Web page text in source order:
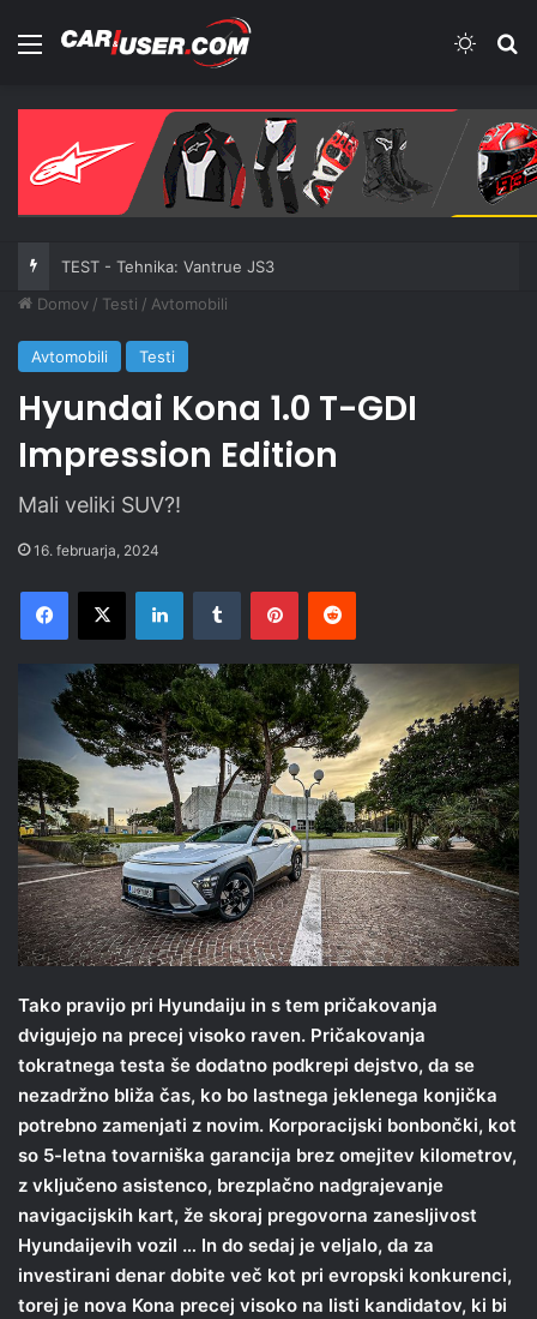
Meni
TEST - Skiroji: Xiaomi Electric Scooter 6 Ultra
Domov / Testi / Avtomobili
Avtomobili Testi
Hyundai Kona 1.0 T-GDI
Impression Edition
Mali veliki SUV?!
16. februarja, 2024
Facebook
X LinkedInTumblr PinterestReddit
Tako pravijo pri Hyundaiju in s tem pričakovanja
dvigujejo na precej visoko raven. Pričakovanja
tokratnega testa še dodatno podkrepi dejstvo, da se
nezadržno bliža čas, ko bo lastnega jeklenega konjička
potrebno zamenjati z novim. Korporacijski bonbončki, kot
so 5-letna tovarniška garancija brez omejitev kilometrov,
z vključeno asistenco, brezplačno nadgrajevanje
navigacijskih kart, že skoraj pregovorna zanesljivost
Hyundaijevih vozil … In do sedaj je veljalo, da za
investirani denar dobite več kot pri evropski konkurenci,
torej je nova Kona precej visoko na listi kandidatov, ki bi